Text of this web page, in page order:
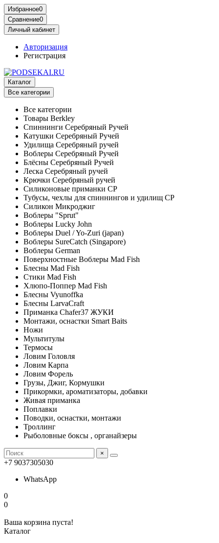
Избранное0
Сравнение0
Личный кабинет
Авторизация
Регистрация
Каталог
Все категории
Все категории
Товары Berkley
Спиннинги Серебряный Ручей
Катушки Серебряный Ручей
Удилища Серебряный ручей
Воблеры Серебряный Ручей
Блёсны Серебряный Ручей
Леска Серебряный ручей
Крючки Серебряный ручей
Силиконовые приманки СР
Тубусы, чехлы для спиннингов и удилищ СР
Силикон Микроджиг
Воблеры "Sprut"
Воблеры Lucky John
Воблеры Duel / Yo-Zuri (japan)
Воблеры SureCatch (Singapore)
Воблеры German
Поверхностные Воблеры Mad Fish
Блесны Mad Fish
Стики Mad Fish
Хлюпо-Поппер Mad Fish
Блесны Vyunoffka
Блесны LarvaCraft
Приманка Chafer37 ЖУКИ
Монтажи, оснастки Smart Baits
Ножи
Мультитулы
Термосы
Ловим Головля
Ловим Карпа
Ловим Форель
Грузы, Джиг, Кормушки
Прикормки, ароматизаторы, добавки
Живая приманка
Поплавки
Поводки, оснастки, монтажи
Троллинг
Рыболовные боксы , органайзеры
×
+7 9037305030
WhatsApp
0
0
Ваша корзина пуста!
Каталог